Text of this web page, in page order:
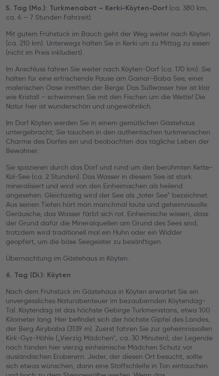
5. Tag (Mo.): Turkmenabat – Kerki-Köyten-Dorf (ca. 380 km,
ca. 6 – 7 Stunden Fahrzeit)
Mit gutem Frühstück im Bauch geht der Weg weiter nach Köyten
(ca. 210 km). Unterwegs halten Sie in Kerki um zu Mittag zu essen
(nicht im Preis inkludiert).
Im Anschluss fahren Sie weiter nach Köyten-Dorf (ca. 170 km). Sie
halten für eine erfrischende Pause am Gainar-Baba See, einer
malerischen Oase inmitten der Berge. Das Süßwasser hier ist klar
wie Kristall – schwimmen Sie mit den Fischen um die Wette! Die
Natur hier ist wunderschön und ungewöhnlich.
Im Dorf Köyten werden Sie in einem gemütlichen Gästehaus
untergebracht; Sie tauchen in den authentischen turkmenischen
Charme des Dorfes ein und beobachten das tägliche Leben der
Bewohner.
Sie spazieren durch das Dorf und rund um den berühmten Kette-
Kol-See (ca. 2 Stunden). Das Wasser in diesem See ist stark
mineralisiert und wird von den Einheimischen als heilend
angesehen. Gleichzeitig wird der See als „toter See“ bezeichnet.
Aus seinen Tiefen hört man manchmal laute und geheimnisvolle
Geräusche, das Wasser färbt sich rot. Einheimische wissen, dass
der Grund dafür die Mineralquellen am Grund des Sees sind,
trotzdem wird traditionell mal ein Huhn oder ein Widder
geopfert, um die böse Seegeister zu besänftigen.
Übernachtung im Gästehaus in Köyten.
6. Tag (Di.): Köyten
Nach dem Frühstück im Gästehaus in Köyten erwartet Sie ein
unvergessliches Naturabenteuer im bezaubernden Köytendag-
Tal. Köytendag ist das höchste Gebirge Turkmenistans, etwa 100
Kilometer lang. Hier befindet sich der höchste Gipfel des Landes,
der Berg Airybaba (3139 m). Zuerst fahren Sie zur geheimnisvollen
Kirk-Gyz-Höhle („Vierzig Mädchen“, ca. 30 Minuten); der Legende
nach fanden hier vierzig einheimische Mädchen Schutz vor
ausländischen Eroberern. Jeder, der diesen Ort besucht, sollte
sich etwas wünschen, dann eine Stoffschleife in Ton eintauchen